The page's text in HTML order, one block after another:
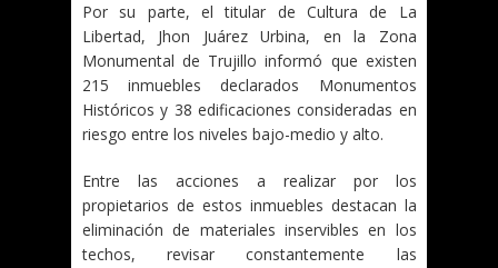
Por su parte, el titular de Cultura de La
Libertad, Jhon Juárez Urbina, en la Zona
Monumental de Trujillo informó que existen
215 inmuebles declarados Monumentos
Históricos y 38 edificaciones consideradas en
riesgo entre los niveles bajo-medio y alto.
Entre las acciones a realizar por los
propietarios de estos inmuebles destacan la
eliminación de materiales inservibles en los
techos, revisar constantemente las